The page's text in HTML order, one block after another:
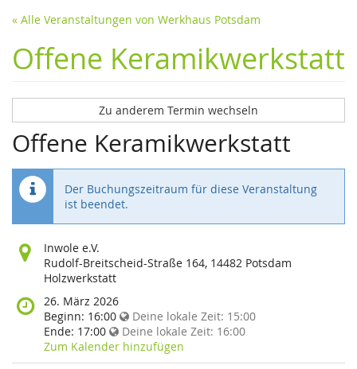
« Alle Veranstaltungen von Werkhaus Potsdam
Offene Keramikwerkstatt
Zu anderem Termin wechseln
Offene Keramikwerkstatt
Der Buchungszeitraum für diese Veranstaltung
ist beendet.
Wo
findet
diese
statt?
Inwole e.V.
Rudolf-Breitscheid-Straße 164, 14482 Potsdam
Holzwerkstatt
Wann
findet
diese
Veranstaltung
statt?
26. März 2026
Beginn: 16:00 Deine lokale Zeit: 15:00
Ende: 17:00 Deine lokale Zeit: 16:00
Zum Kalender hinzufügen